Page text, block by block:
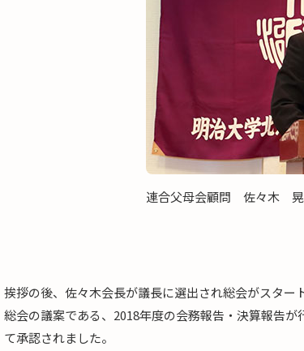
連合父母会顧問 佐々木
挨拶の後、佐々木会長が議長に選出され総会がスター
総会の議案である、2018年度の会務報告・決算報告
て承認されました。